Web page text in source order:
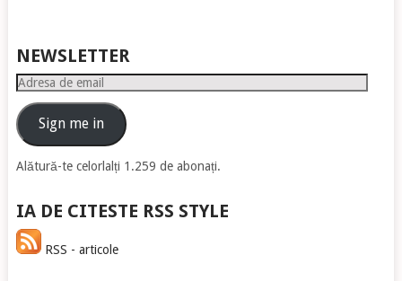
NEWSLETTER
Adresa
emailSign me in
Alătură-te celorlalți 1.259 de abonați.
IA DE CITESTE RSS STYLE
RSS - articole